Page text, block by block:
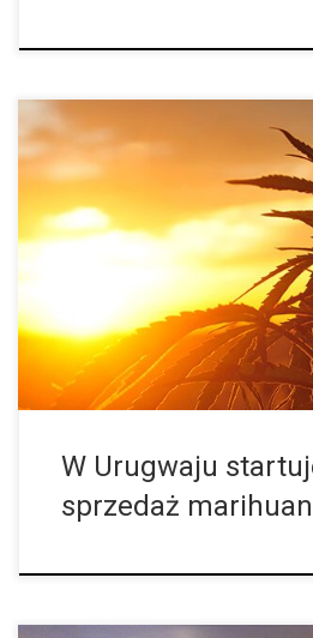
Urugwaj – od środy, 19 lipca 2017
będzie mógł nabyć cannabis u
w zaufane aptece. Fakt ten jest na
W Urugwaju
sprzedaż